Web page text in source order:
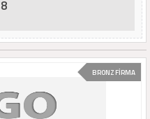
BRONZ FİRMA